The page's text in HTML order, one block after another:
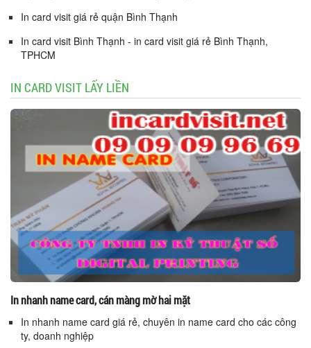
In card visit giá rẻ quận Bình Thạnh
In card visit Bình Thạnh - in card visit giá rẻ Bình Thạnh,
TPHCM
IN CARD VISIT LẤY LIỀN
In nhanh name card, cán màng mờ hai mặt
In nhanh name card giá rẻ, chuyên in name card cho các công
ty, doanh nghiệp